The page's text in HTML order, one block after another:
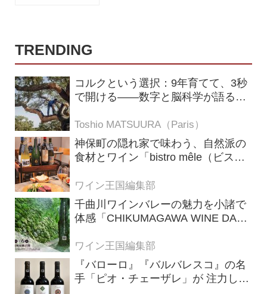
TRENDING
コルクという選択：9年育てて、3秒
で開ける——数字と脳科学が語る栓
Toshio MATSUURA（Paris）
神保町の隠れ家で味わう、自然派の
食材とワイン「bistro mêle（ビスト
ワイン王国編集部
千曲川ワインバレーの魅力を小諸で
体感「CHIKUMAGAWA WINE DAYS
ワイン王国編集部
『バローロ』『バルバレスコ』の名
手「ピオ・チェーザレ」が 注力し